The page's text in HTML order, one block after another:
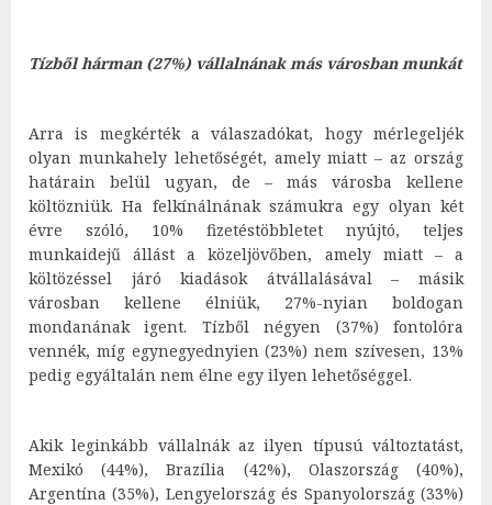
Tízből hárman (27%) vállalnának más városban munkát
Arra is megkérték a válaszadókat, hogy mérlegeljék
olyan munkahely lehetőségét, amely miatt – az ország
határain belül ugyan, de – más városba kellene
költözniük. Ha felkínálnának számukra egy olyan két
évre szóló, 10% fizetéstöbbletet nyújtó, teljes
munkaidejű állást a közeljövőben, amely miatt – a
költözéssel járó kiadások átvállalásával – másik
városban kellene élniük, 27%-nyian boldogan
mondanának igent. Tízből négyen (37%) fontolóra
vennék, míg egynegyednyien (23%) nem szívesen, 13%
pedig egyáltalán nem élne egy ilyen lehetőséggel.
Akik leginkább vállalnák az ilyen típusú változtatást,
Mexikó (44%), Brazília (42%), Olaszország (40%),
Argentína (35%), Lengyelország és Spanyolország (33%)